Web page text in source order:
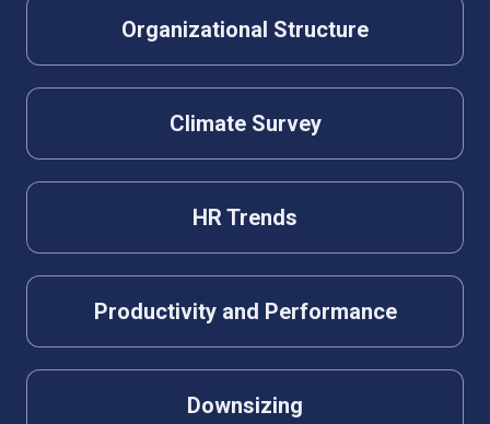
Organizational Structure
Climate Survey
HR Trends
Productivity and Performance
Downsizing